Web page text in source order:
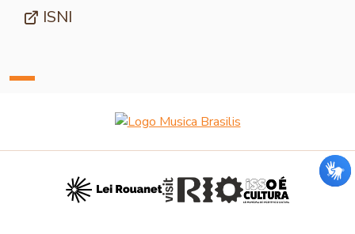
ISNI